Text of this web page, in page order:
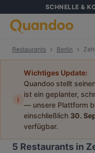
SCHNELLE &
Restaurants Berlin
i
Wichtiges Update:
Quandoo stellt
ist ein geplanter,
— unsere Plattform
einschließlich 30.
verfügbar.
5 Restaurants in